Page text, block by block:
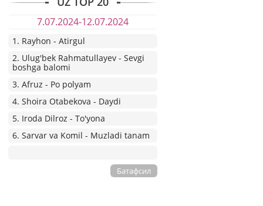
7.07.2024-12.07.2024
1. Rayhon - Atirgul
2. Ulug'bek Rahmatullayev - Sevgi
boshga balomi
3. Afruz - Po polyam
4. Shoira Otabekova - Daydi
5. Iroda Dilroz - To'yona
6. Sarvar va Komil - Muzladi tanam
Батафсил